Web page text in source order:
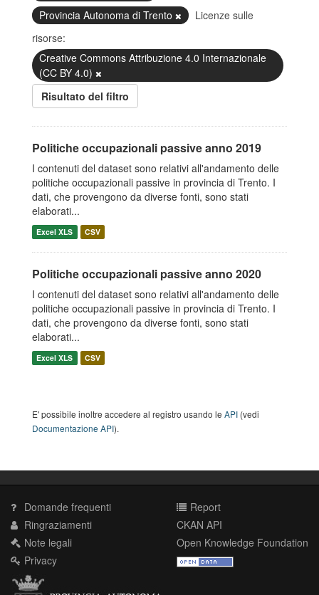
Provincia Autonoma di Trento
Licenze sulle
risorse:
Creative Commons Attribuzione 4.0 Internazionale
(CC BY 4.0)
Risultato del filtro
Politiche occupazionali passive anno 2019
I contenuti del dataset sono relativi all'andamento delle
politiche occupazionali passive in provincia di Trento. I
dati, che provengono da diverse fonti, sono stati
elaborati...
Excel XLS CSV
Politiche occupazionali passive anno 2020
I contenuti del dataset sono relativi all'andamento delle
politiche occupazionali passive in provincia di Trento. I
dati, che provengono da diverse fonti, sono stati
elaborati...
Excel XLS CSV
E' possibile inoltre accedere al registro usando le API (vedi
Documentazione API).
Domande frequenti
Ringraziamenti
Note legali
Privacy
Report
CKAN API
Open Knowledge Foundation